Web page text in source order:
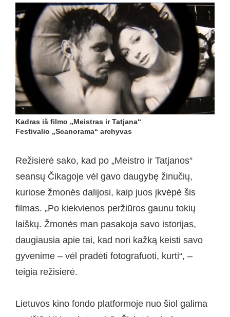
Kadras iš filmo „Meistras ir Tatjana“
Festivalio „Scanorama“ archyvas
Režisierė sako, kad po „Meistro ir Tatjanos“
seansų Čikagoje vėl gavo daugybę žinučių,
kuriose žmonės dalijosi, kaip juos įkvėpė šis
filmas. „Po kiekvienos peržiūros gaunu tokių
laiškų. Žmonės man pasakoja savo istorijas,
daugiausia apie tai, kad nori kažką keisti savo
gyvenime – vėl pradėti fotografuoti, kurti“, –
teigia režisierė.
Lietuvos kino fondo platformoje nuo šiol galima